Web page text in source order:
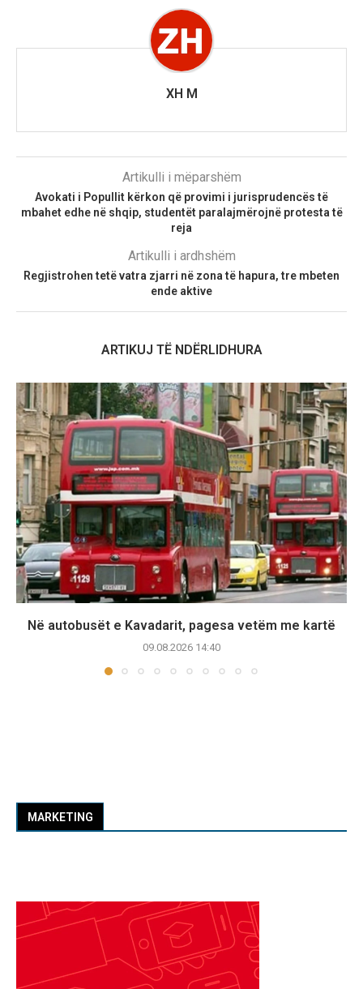
XH M
Artikulli i mëparshëm
Avokati i Popullit kërkon që provimi i jurisprudencës të
mbahet edhe në shqip, studentët paralajmërojnë protesta të
reja
Artikulli i ardhshëm
Regjistrohen tetë vatra zjarri në zona të hapura, tre mbeten
ende aktive
ARTIKUJ TË NDËRLIDHURA
Në autobusët e Kavadarit, pagesa vetëm me kartë
09.08.2026 14:40
MARKETING